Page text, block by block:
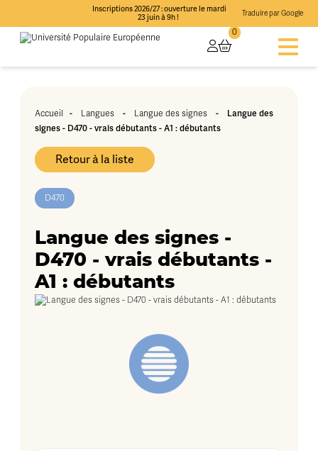
Inscriptions 2026/27 : ouverture le mardi
23 juin à 9h !
Traduire par Google
0
Accueil - Langues - Langue des signes - Langue des
signes - D470 - vrais débutants - A1 : débutants
Retour à la liste
D470
Langue des signes -
D470 - vrais débutants -
A1 : débutants